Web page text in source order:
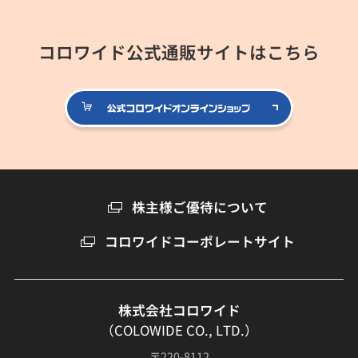
コロワイド公式通販サイトはこちら
公式コロ
株主様ご優待について
コロワイドコーポレートサイト
株式会社コロワイド
（COLOWIDE CO., LTD.）